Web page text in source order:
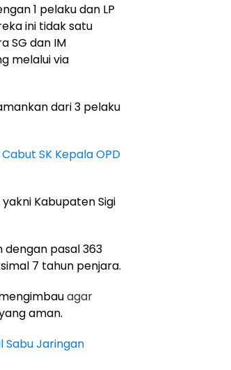
1 pelaku dan LP
ini tidak satu
SG dan IM
melalui via
dari 3 pelaku
SK Kepala OPD
Kabupaten Sigi
pasal 363
7 tahun penjara.
agar
aman.
Sabu Jaringan